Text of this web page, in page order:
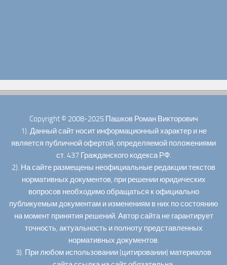
Copyright © 2008-2025 Пашков Роман Викторович
1). Данный сайт носит информационный характер и не
является публичной офертой, определяемой положениями
ст. 437 Гражданского кодекса РФ.
2). На сайте размещены неофициальные редакции текстов
нормативных документов, при решении юридических
вопросов необходимо обращаться к официально
публикуемым документам и изменениям в них по состоянию
на момент принятия решений. Автор сайта не гарантирует
точность, актуальность и полноту представленных
нормативных документов.
3). При любом использовании (цитировании) материалов